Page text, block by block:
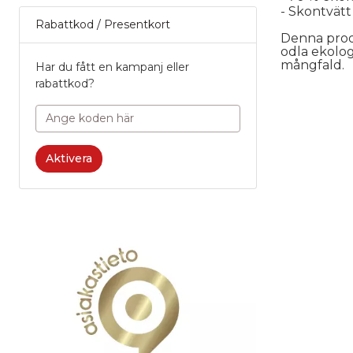
Rabattkod / Presentkort
Har du fått en kampanj eller
rabattkod?
Aktivera
-
Denna
odla
mångfald.